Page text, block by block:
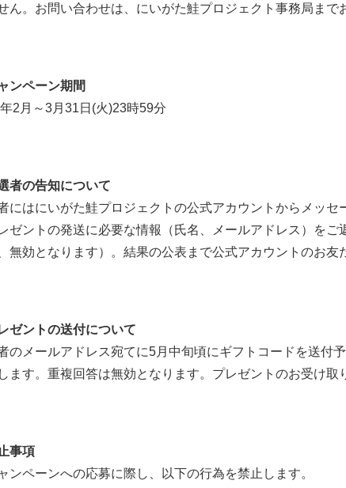
ん。お問い合わせは、にいがた鮭プロジェクト事務局まで
ンペーン期間
2月～3月31日(火)23時59分
者の告知について
にはにいがた鮭プロジェクトの公式アカウントからメッ
ゼントの発送に必要な情報（氏名、メールアドレス）を
無効となります）。結果の公表まで公式アカウントのお友
ゼントの送付について
のメールアドレス宛てに5月中旬頃にギフトコードを送付
ます。重複回答は無効となります。プレゼントのお受け取
事項
ンペーンへの応募に際し、以下の行為を禁止します。